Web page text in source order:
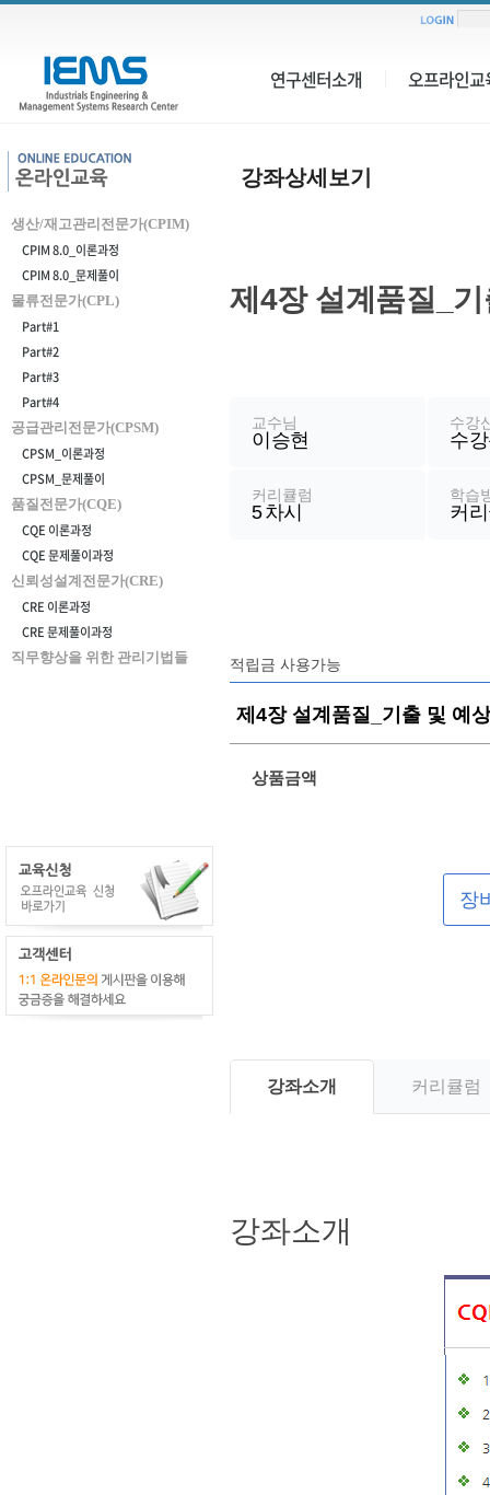
연구센터소개 오프라인교
강
세
보
강좌상세보기
제4장 설계품질_
교수님
이승현
수강
수
커리큘럼
5차시
학습
커
적립금 사용가능
제4장 설계품질_기출 및 예
상품금액
장
강좌소개 커리큘럼
강좌소개
생산/재고관리전문가(CPIM)
CPIM 8.0_이론과정
CPIM 8.0_문제풀이
물류전문가(CPL)
Part#1
Part#2
Part#3
Part#4
공급관리전문가(CPSM)
CPSM_이론과정
CPSM_문제풀이
품질전문가(CQE)
CQE 이론과정
CQE 문제풀이과정
신뢰성설계전문가(CRE)
CRE 이론과정
CRE 문제풀이과정
직무향상을 위한 관리기법들